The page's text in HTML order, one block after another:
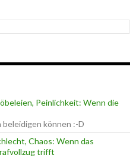
Peinlichkeit: Wenn die
beleidigen können :-D
Chaos: Wenn das
trifft